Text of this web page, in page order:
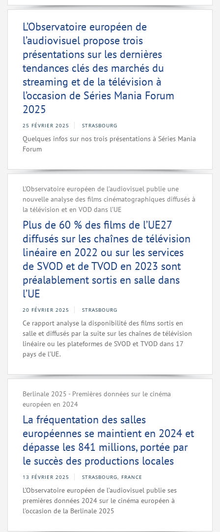
L’Observatoire européen de
l’audiovisuel propose trois
présentations sur les dernières
tendances clés des marchés du
streaming et de la télévision à
l’occasion de Séries Mania Forum
2025
25 FÉVRIER 2025 STRASBOURG
Quelques infos sur nos trois présentations à Séries Mania
Forum
L’Observatoire européen de l’audiovisuel publie une
nouvelle analyse des films cinématographiques diffusés à
la télévision et en VOD dans l’UE
Plus de 60 % des films de l’UE27
diffusés sur les chaînes de télévision
linéaire en 2022 ou sur les services
de SVOD et de TVOD en 2023 sont
préalablement sortis en salle dans
l’UE
20 FÉVRIER 2025 STRASBOURG
Ce rapport analyse la disponibilité des films sortis en
salle et diffusés par la suite sur les chaînes de télévision
linéaire ou les plateformes de SVOD et TVOD dans 17
pays de l’UE.
Berlinale 2025 - Premières données sur le cinéma
européen en 2024
La fréquentation des salles
européennes se maintient en 2024 et
dépasse les 841 millions, portée par
le succès des productions locales
13 FÉVRIER 2025 STRASBOURG, FRANCE
L’Observatoire européen de l’audiovisuel publie ses
premières données 2024 sur le cinéma européen à
l'occasion de la Berlinale 2025